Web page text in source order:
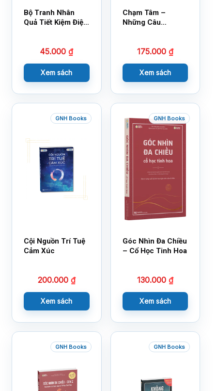
Bộ Tranh Nhân
Quả Tiết Kiệm Điện
45.000₫
Xem sách
Chạm Tâm –
Những Câu
175.000 ₫
Xem sách
GNH Books
Cội Nguồn Trí Tuệ
Cảm Xúc
200.000 ₫
Xem sách
GNH Books
Góc Nhìn Đa Chiều
– Cổ Học Tinh Hoa
130.000 ₫
Xem sách
GNH Books GNH Books